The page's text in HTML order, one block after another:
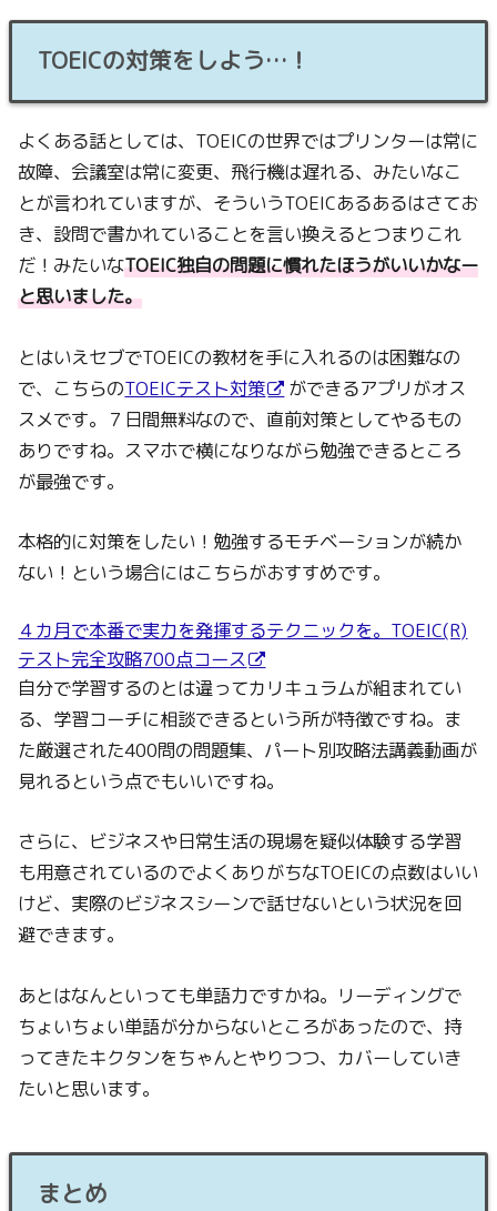
TOEICの対策をしよう…！
よくある話としては、TOEICの世界ではプリンターは常に
故障、会議室は常に変更、飛行機は遅れる、みたいなこ
とが言われていますが、そういうTOEICあるあるはさてお
き、設問で書かれていることを言い換えるとつまりこれ
だ！みたいなTOEIC独自の問題に慣れたほうがいいかなー
と思いました。
とはいえセブでTOEICの教材を手に入れるのは困難なの
で、こちらのTOEICテスト対策
ができるアプリがオス
スメです。７日間無料なので、直前対策としてやるもの
ありですね。スマホで横になりながら勉強できるところ
が最強です。
本格的に対策をしたい！勉強するモチベーションが続か
ない！という場合にはこちらがおすすめです。
４カ月で本番で実力を発揮するテクニックを。TOEIC(R)
テスト完全攻略700点コース
自分で学習するのとは違ってカリキュラムが組まれてい
る、学習コーチに相談できるという所が特徴ですね。ま
た厳選された400問の問題集、パート別攻略法講義動画が
見れるという点でもいいですね。
さらに、ビジネスや日常生活の現場を疑似体験する学習
も用意されているのでよくありがちなTOEICの点数はいい
けど、実際のビジネスシーンで話せないという状況を回
避できます。
あとはなんといっても単語力ですかね。リーディングで
ちょいちょい単語が分からないところがあったので、持
ってきたキクタンをちゃんとやりつつ、カバーしていき
たいと思います。
まとめ